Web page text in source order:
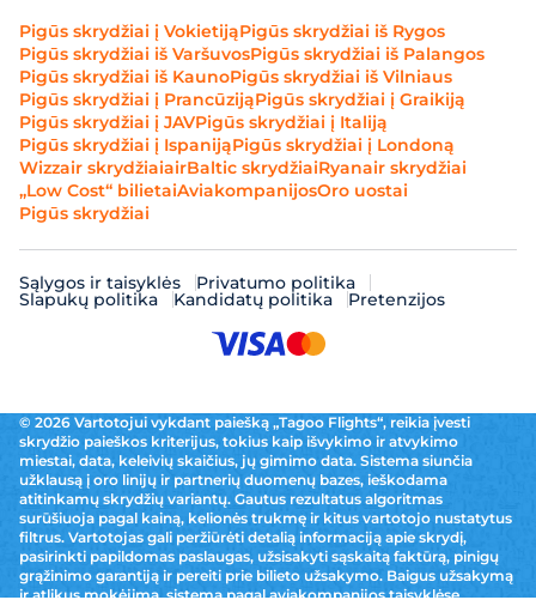
Pigūs skrydžiai į VokietijąPigūs skrydžiai iš Rygos
Pigūs skrydžiai iš VaršuvosPigūs skrydžiai iš Palangos
Pigūs skrydžiai iš KaunoPigūs skrydžiai iš Vilniaus
Pigūs skrydžiai į PrancūzijąPigūs skrydžiai į Graikiją
Pigūs skrydžiai į JAVPigūs skrydžiai į Italiją
Pigūs skrydžiai į IspanijąPigūs skrydžiai į Londoną
Wizzair skrydžiaiairBaltic skrydžiaiRyanair skrydžiai
„Low Cost“ bilietaiAviakompanijosOro uostai
Pigūs skrydžiai
Sąlygos ir taisyklės Privatumo politika
Slapukų politika Kandidatų politika Pretenzijos
© 2026 Vartotojui vykdant paiešką „Tagoo Flights“, reikia įvesti
skrydžio paieškos kriterijus, tokius kaip išvykimo ir atvykimo
miestai, data, keleivių skaičius, jų gimimo data. Sistema siunčia
užklausą į oro linijų ir partnerių duomenų bazes, ieškodama
atitinkamų skrydžių variantų. Gautus rezultatus algoritmas
surūšiuoja pagal kainą, kelionės trukmę ir kitus vartotojo nustatytus
filtrus. Vartotojas gali peržiūrėti detalią informaciją apie skrydį,
pasirinkti papildomas paslaugas, užsisakyti sąskaitą faktūrą, pinigų
grąžinimo garantiją ir pereiti prie bilieto užsakymo. Baigus užsakymą
ir atlikus mokėjimą, sistema pagal aviakompanijos taisyklėse